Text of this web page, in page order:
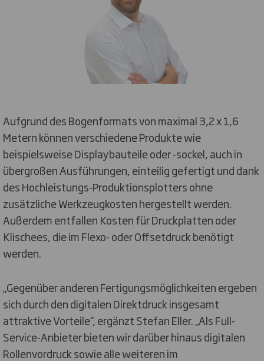
Aufgrund des Bogenformats von maximal 3,2 x 1,6
Metern können verschiedene Produkte wie
beispielsweise Displaybauteile oder -sockel, auch in
übergroßen Ausführungen, einteilig gefertigt und dank
des Hochleistungs-Produktionsplotters ohne
zusätzliche Werkzeugkosten hergestellt werden.
Außerdem entfallen Kosten für Druckplatten oder
Klischees, die im Flexo- oder Offsetdruck benötigt
werden.
„Gegenüber anderen Fertigungsmöglichkeiten ergeben
sich durch den digitalen Direktdruck insgesamt
attraktive Vorteile“, ergänzt Stefan Eller. „Als Full-
Service-Anbieter bieten wir darüber hinaus digitalen
Rollenvordruck sowie alle weiteren im